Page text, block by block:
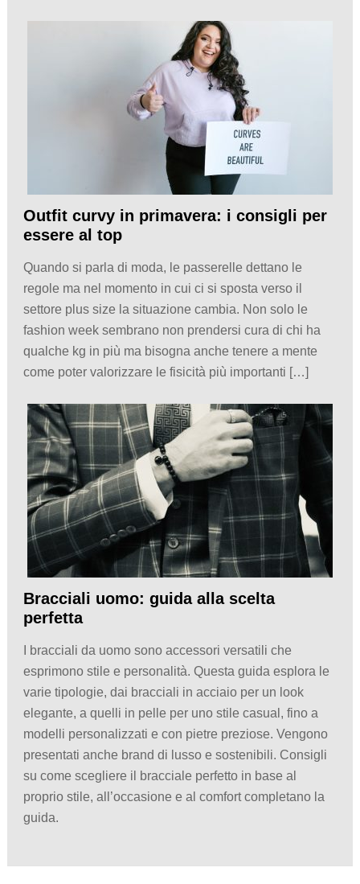
Outfit curvy in primavera: i consigli per
essere al top
Quando si parla di moda, le passerelle dettano le
regole ma nel momento in cui ci si sposta verso il
settore plus size la situazione cambia. Non solo le
fashion week sembrano non prendersi cura di chi ha
qualche kg in più ma bisogna anche tenere a mente
come poter valorizzare le fisicità più importanti […]
Bracciali uomo: guida alla scelta
perfetta
I bracciali da uomo sono accessori versatili che
esprimono stile e personalità. Questa guida esplora le
varie tipologie, dai bracciali in acciaio per un look
elegante, a quelli in pelle per uno stile casual, fino a
modelli personalizzati e con pietre preziose. Vengono
presentati anche brand di lusso e sostenibili. Consigli
su come scegliere il bracciale perfetto in base al
proprio stile, all’occasione e al comfort completano la
guida.